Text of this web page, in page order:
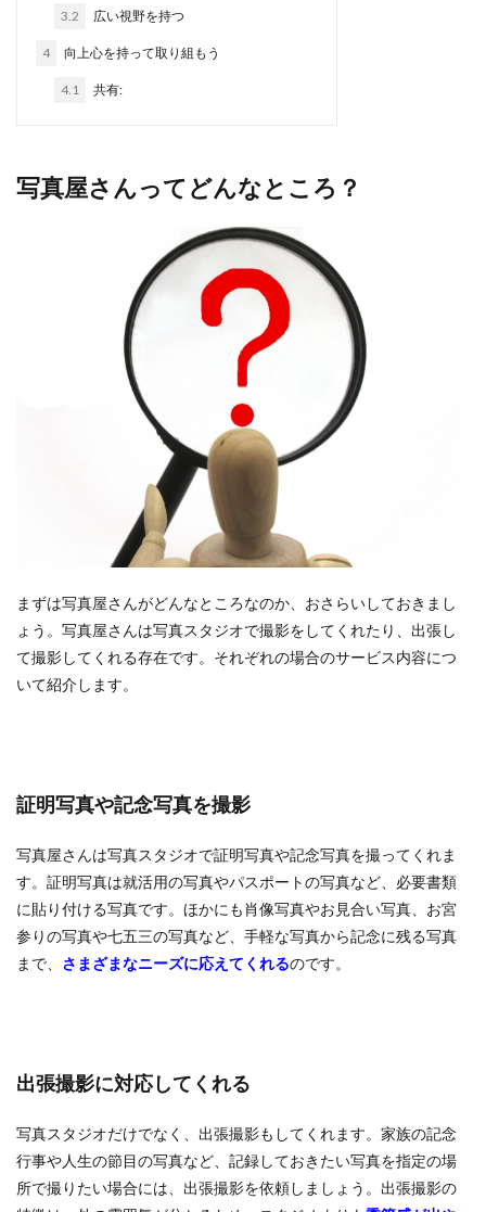
3.2 広い視野を持つ
4 向上心を持って取り組もう
4.1 共有:
写真屋さんってどんなところ？
まずは写真屋さんがどんなところなのか、おさらいしておきまし
ょう。写真屋さんは写真スタジオで撮影をしてくれたり、出張し
て撮影してくれる存在です。それぞれの場合のサービス内容につ
いて紹介します。
証明写真や記念写真を撮影
写真屋さんは写真スタジオで証明写真や記念写真を撮ってくれま
す。証明写真は就活用の写真やパスポートの写真など、必要書類
に貼り付ける写真です。ほかにも肖像写真やお見合い写真、お宮
参りの写真や七五三の写真など、手軽な写真から記念に残る写真
まで、 さまざまなニーズに応えてくれるのです。
出張撮影に対応してくれる
写真スタジオだけでなく、出張撮影もしてくれます。家族の記念
行事や人生の節目の写真など、記録しておきたい写真を指定の場
所で撮りたい場合には、出張撮影を依頼しましょう。出張撮影の